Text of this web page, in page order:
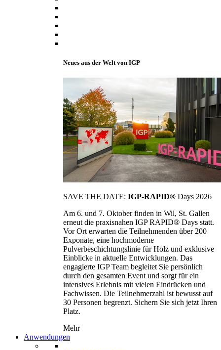
Neues aus der Welt von IGP
SAVE THE DATE: IGP-RAPID® Days 2026
Am 6. und 7. Oktober finden in Wil, St. Gallen
erneut die praxisnahen IGP RAPID® Days statt.
Vor Ort erwarten die Teilnehmenden über 200
Exponate, eine hochmoderne
Pulverbeschichtungslinie für Holz und exklusive
Einblicke in aktuelle Entwicklungen. Das
engagierte IGP Team begleitet Sie persönlich
durch den gesamten Event und sorgt für ein
intensives Erlebnis mit vielen Eindrücken und
Fachwissen. Die Teilnehmerzahl ist bewusst auf
30 Personen begrenzt. Sichern Sie sich jetzt Ihren
Platz.
Mehr
Anwendungen